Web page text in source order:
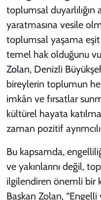
toplumsal duyarlılığın
yaratmasına vesile
toplumsal yaşama eşit
temel hak olduğunu
Zolan, Denizli
bireylerin toplumun
imkân ve fırsatlar
kültürel hayata
zaman pozitif
Bu kapsamda,
ve yakınlarını değil,
ilgilendiren önemli bir
Başkan Zolan,